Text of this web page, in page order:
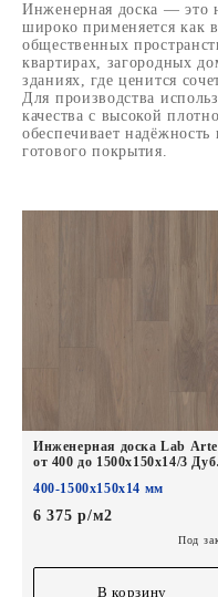
Инженерная доска — это
широко применяется как
общественных
квартирах, загородных
зданиях, где ценится
Для производства
качества с высокой
обеспечивает
готового покрытия.
Инженерная доска Lab Arte
от 400 до 1500х150х14/3 Дуб
400-1500х150х14 мм
6 375 р/м2
Под
В корзину